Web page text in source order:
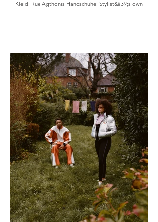
Kleid: Rue Agthonis Handschuhe: Stylist&#39;s own